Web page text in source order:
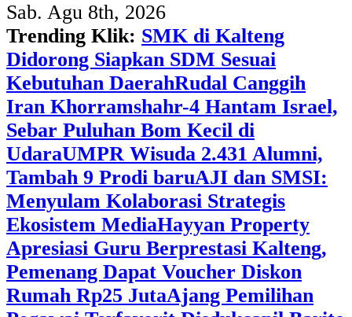
Sab. Agu 8th, 2026
Trending Klik: SMK di Kalteng
Didorong Siapkan SDM Sesuai
Kebutuhan DaerahRudal Canggih
Iran Khorramshahr-4 Hantam Israel,
Sebar Puluhan Bom Kecil di
UdaraUMPR Wisuda 2.431 Alumni,
Tambah 9 Prodi baruAJI dan SMSI:
Menyulam Kolaborasi Strategis
Ekosistem MediaHayyan Property
Apresiasi Guru Berprestasi Kalteng,
Pemenang Dapat Voucher Diskon
Rumah Rp25 JutaAjang Pemilihan